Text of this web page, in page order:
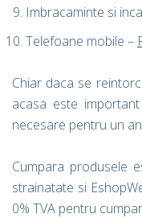
Imbracaminte si
Telefoane mobile –
Chiar daca se
acasa este
necesare pentru un
Cumpara produsele
strainatate si
0% TVA pentru